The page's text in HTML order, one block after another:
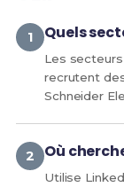
Quels
Les
recrutent
Schneider
Où
Utilise